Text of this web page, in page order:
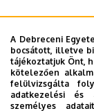
A Debreceni
bocsátott, illetve
tájékoztatjuk Önt,
kötelezően
felülvizsgálta
adatkezelési és
személyes